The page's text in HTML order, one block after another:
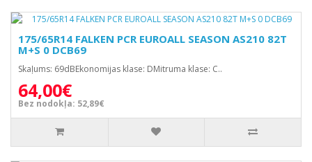
175/65R14 FALKEN PCR EUROALL SEASON AS210 82T
M+S 0 DCB69
Skaļums: 69dBEkonomijas klase: DMitruma klase: C..
64,00€
Bez nodokļa: 52,89€